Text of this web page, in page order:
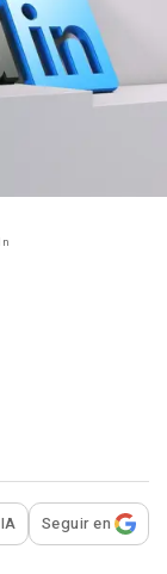
para
IA Seguir en